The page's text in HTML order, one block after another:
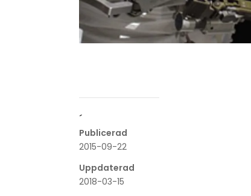
´
Publicerad
2015-09-22
Uppdaterad
2018-03-15